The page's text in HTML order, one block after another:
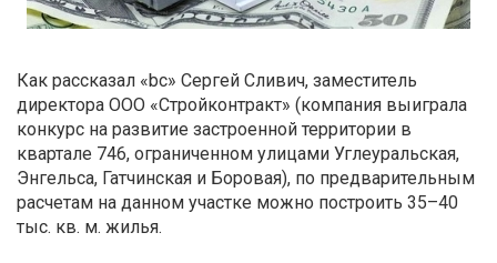
Как рассказал «bc» Сергей Сливич, заместитель
директора ООО «Стройконтракт» (компания выиграла
конкурс на развитие застроенной территории в
квартале 746, ограниченном улицами Углеуральская,
Энгельса, Гатчинская и Боровая), по предварительным
расчетам на данном участке можно построить 35–40
тыс. кв. м. жилья.